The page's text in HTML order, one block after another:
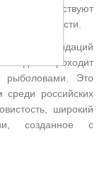
соответствуют
безопасности.
рекомендаций
модель проходит
рыболовами. Это
российских
широкий
созданное с